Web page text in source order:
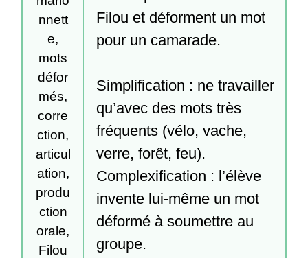
nnett
e,
mots
défor
més,
corre
ction,
articul
ation,
produ
ction
orale,
Filou
Filou et déforment un mot
pour un camarade.
Simplification : ne travailler
qu’avec des mots très
fréquents (vélo, vache,
verre, forêt, feu).
Complexification : l’élève
invente lui-même un mot
déformé à soumettre au
groupe.